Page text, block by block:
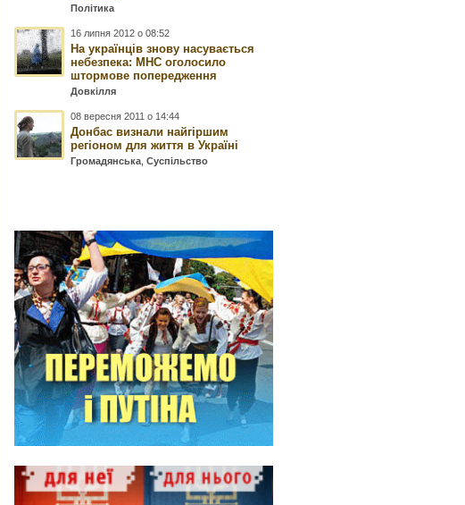
Політика
16 липня 2012 о 08:52
На українців знову насувається
небезпека: МНС оголосило
штормове попередження
Довкілля
08 вересня 2011 о 14:44
Донбас визнали найгіршим
регіоном для життя в Україні
Громадянська ,Суспільство